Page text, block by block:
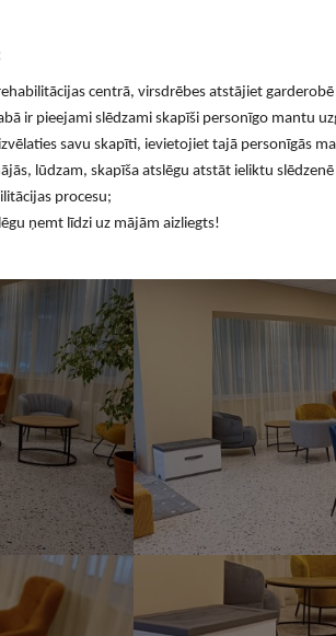
centrā, virsdrēbes atstājiet
ir pieejami slēdzami skapīši personīgo mantu
savu skapīti, ievietojiet tajā personīgās
lūdzam, skapīša atslēgu atstāt ieliktu
procesu;
ņemt līdzi uz mājām aizliegts!